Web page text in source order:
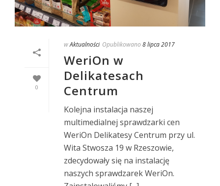
0
wAktualności Opublikowano 8 lipca 2017
WeriOn w
Delikatesach
Centrum
Kolejna instalacja naszej
multimedialnej sprawdzarki cen
WeriOn Delikatesy Centrum przy ul.
Wita Stwosza 19 w Rzeszowie,
zdecydowały się na instalację
naszych sprawdzarek WeriOn.